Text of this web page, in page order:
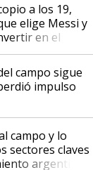
a los 19,
elige Messi y
en el
como "darle
droga":
el libertario
crisis salió
campo sigue
impulso
campo y lo
sectores claves
argentino